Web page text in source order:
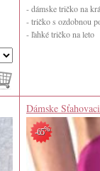
- dámske tričko na
- tričko s ozdobnou
- ľahké tričko na leto
Dámske
-65%